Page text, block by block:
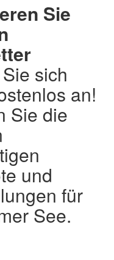
Sie
sich
an!
Sie die
und
für
See.